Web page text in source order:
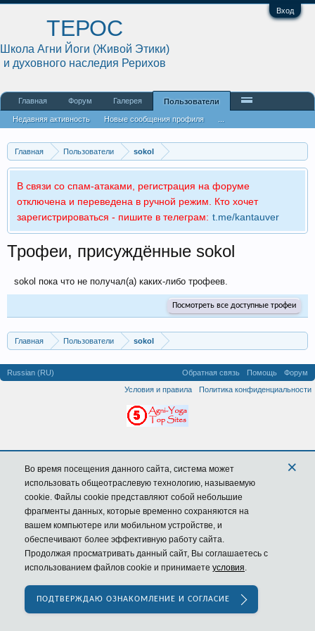
Вход
Главная Пользователи sokol
В связи со спам-атаками, регистрация на форуме
отключена и переведена в ручной режим. Кто хочет
зарегистрироваться - пишите в телеграм: t.me/kantauver
Трофеи, присуждённые sokol
sokol пока что не получал(а) каких-либо трофеев.
Посмотреть все доступные трофеи
Главная Пользователи sokol
ТЕРОС
Школа Агни Йоги (Живой Этики)
и духовного наследия Рерихов
Главная Форум Галерея Пользователи
Недавняя активность Новые сообщения профиля
Russian (RU) Обратная связь Помощь
Форум
Условия и правила
Политика конфиденциальности
Во время посещения данного сайта, система может
использовать общеотраслевую технологию, называемую
cookie. Файлы cookie представляют собой небольшие
фрагменты данных, которые временно сохраняются на
вашем компьютере или мобильном устройстве, и
обеспечивают более эффективную работу сайта.
Продолжая просматривать данный сайт, Вы соглашаетесь с
использованием файлов cookie и принимаете условия.
×
ПОДТВЕРЖДАЮ ОЗНАКОМЛЕНИЕ И СОГЛАСИЕ